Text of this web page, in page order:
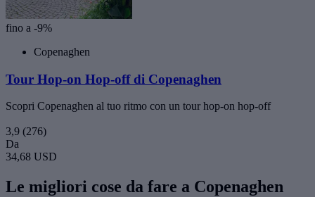
fino a -9%
Copenaghen
Tour Hop-on Hop-off di Copenaghen
Scopri Copenaghen al tuo ritmo con un tour hop-on hop-off
3,9 (276)
Da
34,68 USD
Le migliori cose da fare a Copenaghen